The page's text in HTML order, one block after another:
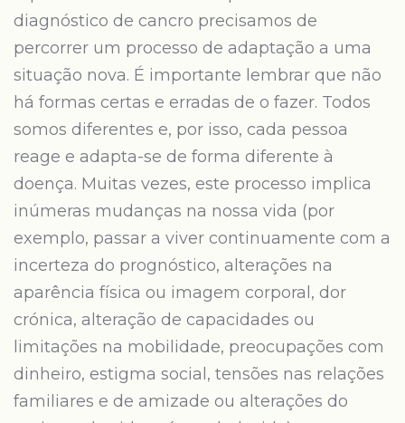
diagnóstico de cancro precisamos de
percorrer um processo de adaptação a uma
situação nova. É importante lembrar que não
há formas certas e erradas de o fazer. Todos
somos diferentes e, por isso, cada pessoa
reage e adapta-se de forma diferente à
doença. Muitas vezes, este processo implica
inúmeras mudanças na nossa vida (por
exemplo, passar a viver continuamente com a
incerteza do prognóstico, alterações na
aparência física ou imagem corporal, dor
crónica, alteração de capacidades ou
limitações na mobilidade, preocupações com
dinheiro, estigma social, tensões nas relações
familiares e de amizade ou alterações do